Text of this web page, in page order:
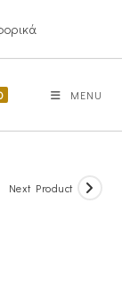
MENU
Next Product